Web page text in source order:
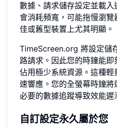
數據、請求儲存設定並載
會消耗頻寬，可能拖慢瀏
佳或舊型裝置上尤其明顯。
TimeScreen.org 將設定儲
路請求。因此您的時鐘能
佔用極少系統資源。這種
速響應。您的全螢幕時鐘
必要的數據追蹤導致效能遲
自訂設定永久屬於您